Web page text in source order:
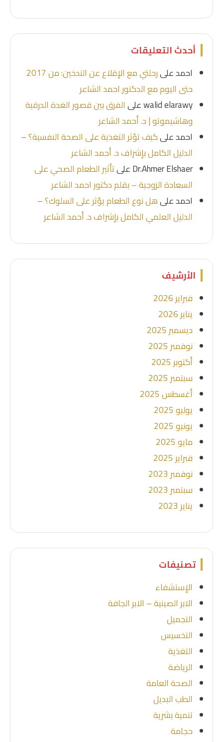
أحدث التعليقات
احمدعلى
رحلتي مع الإقلاع عن التدخين: من 2017
حتى اليوم مع الدكتور احمد الشاعر
walid elarawyعلىالفرق بين قصور الغدة الدرقية
وهاشيموتو | د. أحمد الشاعر
احمدعلىكيف تؤثر التغذية على الصحة النفسية؟ –
الدليل الكامل بإشراف د. أحمد الشاعر
Dr.Ahmer Elshaerعلىتأثير الطعام الصحي على
السعادة الزوجية – بقلم دكتور احمد الشاعر
احمدعلىهل نوع الطعام يؤثر على السلوك؟ –
الدليل العلمي الكامل بإشراف د. أحمد الشاعر
الأرشيف
فبراير 2026
يناير 2026
ديسمبر 2025
نوفمبر 2025
أكتوبر 2025
سبتمبر 2025
أغسطس 2025
يوليو 2025
يونيو 2025
مايو 2025
فبراير 2025
نوفمبر 2023
سبتمبر 2023
يناير 2023
تصنيفات
الإستشفاء
الابر الصينية – الابر الجافة
التجميل
التخسيس
التغذية
الرياضة
الصحة العامة
الطب البديل
تنمية بشرية
حجامة